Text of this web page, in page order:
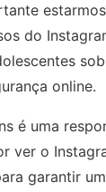
do
online.
é uma
ver o
garantir